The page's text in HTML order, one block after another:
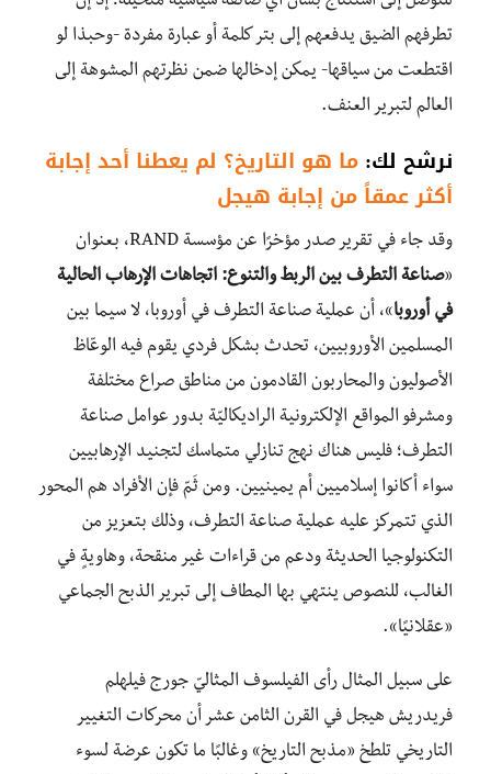
تطرفهم الضيق يدفعهم إلى بتر كلمة أو عبارة مفردة -وحبذا لو
اقتطعت من سياقها- يمكن إدخالها ضمن نظرتهم المشوهة إلى
العالم لتبرير العنف.
نرشح لك: ما هو التاريخ؟ لم يعطنا أحد إجابة
أكثر عمقاً من إجابة هيجل
وقد جاء في تقرير صدر مؤخرًا عن مؤسسة RAND، بعنوان
«صناعة التطرف بين الربط والتنوع: اتجاهات الإرهاب الحالية
في أوروبا»، أن عملية صناعة التطرف في أوروبا، لا سيما بين
المسلمين الأوروبيين، تحدث بشكل فردي يقوم فيه الوعّاظ
الأصوليون والمحاربون القادمون من مناطق صراع مختلفة
ومشرفو المواقع الإلكترونية الراديكاليّة بدور عوامل صناعة
التطرف؛ فليس هناك نهج تنازلي متماسك لتجنيد الإرهابيين
سواء أكانوا إسلاميين أم يمينيين. ومن ثَمّ فإن الأفراد هم المحور
الذي تتمركز عليه عملية صناعة التطرف، وذلك بتعزيز من
التكنولوجيا الحديثة ودعم من قراءات غير منقحة، وهاويةٍ في
الغالب، للنصوص ينتهي بها المطاف إلى تبرير الذبح الجماعي
«عقلانيًا».
على سبيل المثال رأى الفيلسوف المثاليّ جورج فيلهلم
فريدريش هيجل في القرن الثامن عشر أن محركات التغيير
التاريخي تلطخ «مذبح التاريخ» وغالبًا ما تكون عرضة لسوء